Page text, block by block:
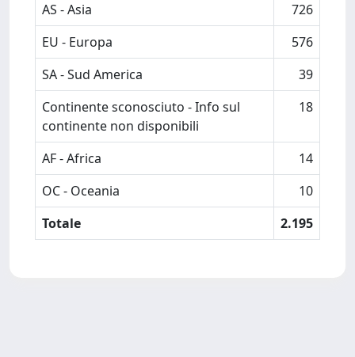
AS - Asia
726
EU - Europa
576
SA - Sud America
39
Continente sconosciuto - Info sul
continente non disponibili
18
AF - Africa
14
OC - Oceania
10
Totale
2.195